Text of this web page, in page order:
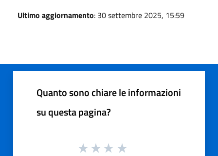
Ultimo aggiornamento: 30 settembre 2025, 15:59
Quanto sono chiare le informazioni
su questa pagina?